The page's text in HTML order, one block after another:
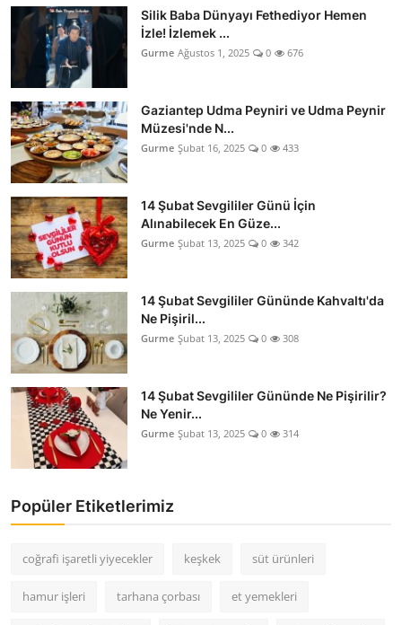
Silik Baba Dünyayı Fethediyor Hemen
İzle! İzlemek ...
Gurme Ağustos 1, 2025 0 676
Gaziantep Udma Peyniri ve Udma Peynir
Müzesi'nde N...
Gurme Şubat 16, 2025 0 433
14 Şubat Sevgililer Günü İçin
Alınabilecek En Güze...
Gurme Şubat 13, 2025 0 342
14 Şubat Sevgililer Gününde Kahvaltı'da
Ne Pişiril...
Gurme Şubat 13, 2025 0 308
14 Şubat Sevgililer Gününde Ne Pişirilir?
Ne Yenir...
Gurme Şubat 13, 2025 0 314
Popüler Etiketlerimiz
coğrafi işaretli yiyecekler keşkek süt ürünleri
hamur işleri tarhana çorbası et yemekleri